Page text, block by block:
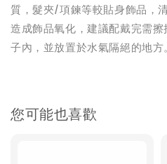
質，髮夾/項鍊等較貼身飾品，
造成飾品氧化，建議配戴完需
子內，並放置於水氣隔絕的地方。
您可能也喜歡